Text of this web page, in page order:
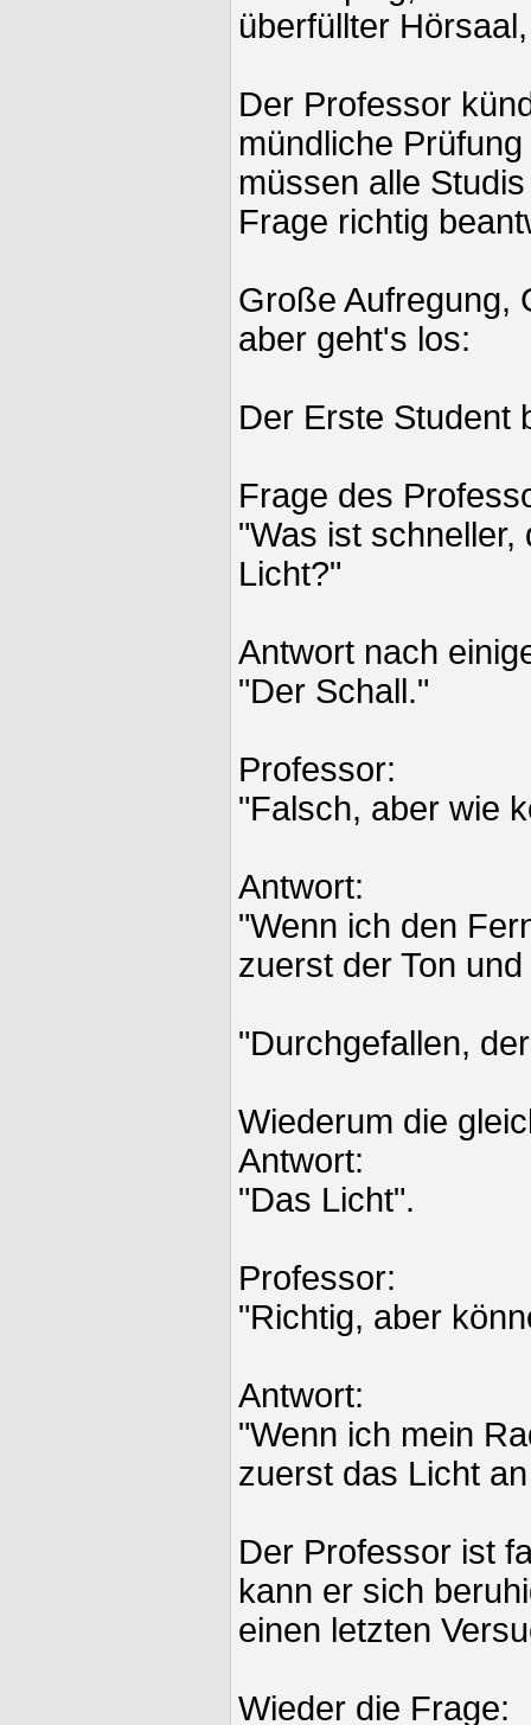
überfüllter
Der Professor
mündliche
müssen alle
Frage richtig
Große Aufregung,
aber geht's los:
Der Erste Student
Frage des
"Was ist
Licht?"
Antwort nach
"Der Schall."
Professor:
"Falsch, aber wie
Antwort:
"Wenn ich den
zuerst der Ton
"Durchgefallen,
Wiederum die
Antwort:
"Das Licht".
Professor:
"Richtig, aber
Antwort:
"Wenn ich mein
zuerst das Licht
Der Professor ist
kann er sich
einen letzten
Wieder die Frage: